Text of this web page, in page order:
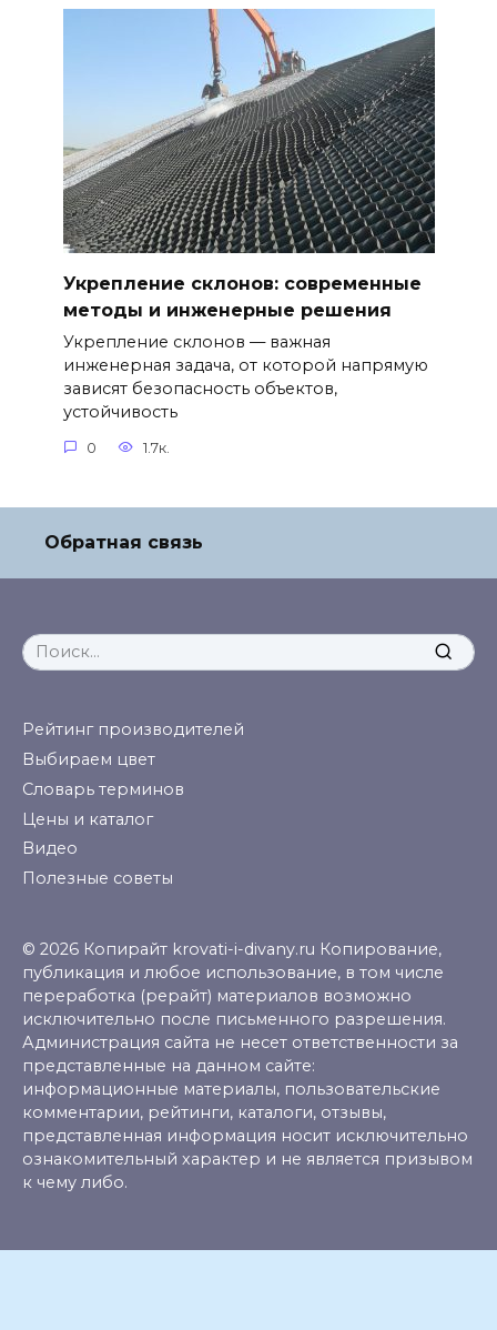
Укрепление склонов: современные
методы и инженерные решения
Укрепление склонов — важная
инженерная задача, от которой напрямую
зависят безопасность объектов,
устойчивость
0 1.7к.
Обратная связь
Search
for:
Рейтинг производителей
Выбираем цвет
Словарь терминов
Цены и каталог
Видео
Полезные советы
© 2026 Копирайт krovati-i-divany.ru Копирование,
публикация и любое использование, в том числе
переработка (рерайт) материалов возможно
исключительно после письменного разрешения.
Администрация сайта не несет ответственности за
представленные на данном сайте:
информационные материалы, пользовательские
комментарии, рейтинги, каталоги, отзывы,
представленная информация носит исключительно
ознакомительный характер и не является призывом
к чему либо.